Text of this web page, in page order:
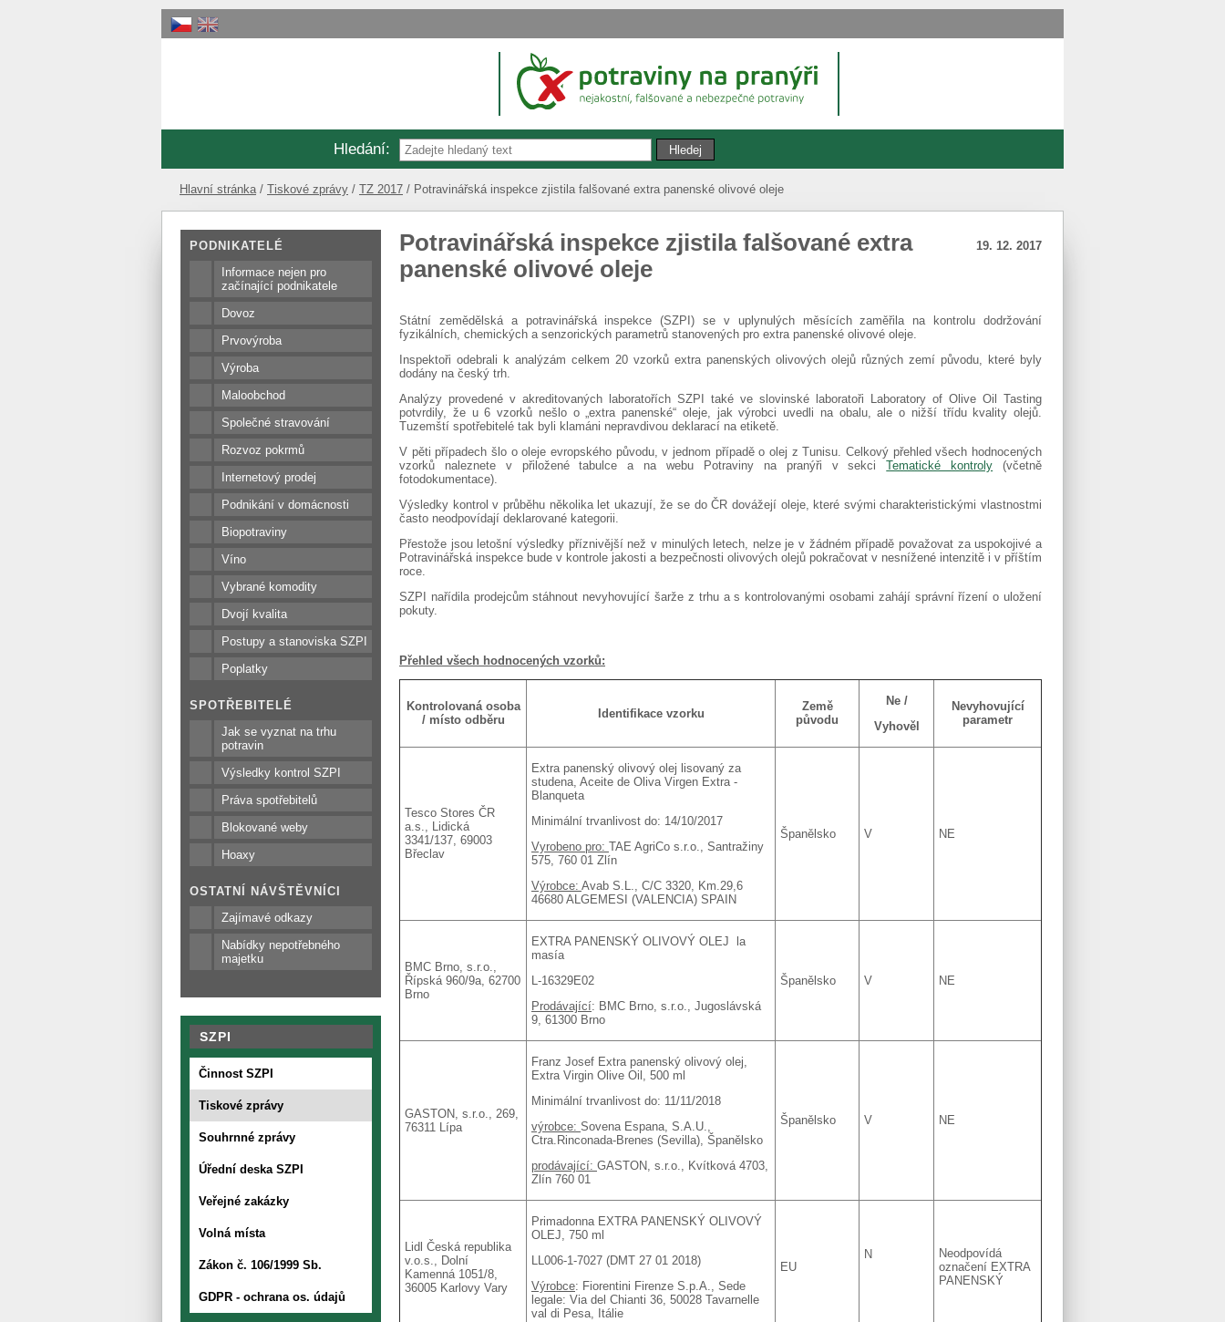
Hledání:
Hlavní stránka Tiskové zprávy TZ 2017 Potravinářská inspekce zjistila falšované extra panenské olivové oleje
PODNIKATELÉ
Informace nejen pro
začínající podnikatele
Dovoz
Prvovýroba
Výroba
Maloobchod
Společné stravování
Rozvoz pokrmů
Internetový prodej
Podnikání v domácnosti
Biopotraviny
Víno
Vybrané komodity
Dvojí kvalita
Postupy a stanoviska SZPI
Poplatky
SPOTŘEBITELÉ
Jak se vyznat na trhu
potravin
Výsledky kontrol SZPI
Práva spotřebitelů
Blokované weby
Hoaxy
OSTATNÍ NÁVŠTĚVNÍCI
Zajímavé odkazy
Nabídky nepotřebného
majetku
SZPI
Činnost SZPI
Tiskové zprávy
Souhrnné zprávy
Úřední deska SZPI
Veřejné zakázky
Volná místa
Zákon č. 106/1999 Sb.
GDPR - ochrana os. údajů
Potravinářská inspekce zjistila falšované extra
panenské olivové oleje
19. 12. 2017
Státní zemědělská a potravinářská inspekce (SZPI) se v uplynulých měsících zaměřila na kontrolu dodržování
fyzikálních, chemických a senzorických parametrů stanovených pro extra panenské olivové oleje.
Inspektoři odebrali k analýzám celkem 20 vzorků extra panenských olivových olejů různých zemí původu, které byly
dodány na český trh.
Analýzy provedené v akreditovaných laboratořích SZPI také ve slovinské laboratoři Laboratory of Olive Oil Tasting
potvrdily, že u 6 vzorků nešlo o „extra panenské“ oleje, jak výrobci uvedli na obalu, ale o nižší třídu kvality olejů.
Tuzemští spotřebitelé tak byli klamáni nepravdivou deklarací na etiketě.
V pěti případech šlo o oleje evropského původu, v jednom případě o olej z Tunisu. Celkový přehled všech hodnocených
vzorků naleznete v přiložené tabulce a na webu Potraviny na pranýři v sekciTematické kontroly (včetně
fotodokumentace).
Výsledky kontrol v průběhu několika let ukazují, že se do ČR dovážejí oleje, které svými charakteristickými vlastnostmi
často neodpovídají deklarované kategorii.
Přestože jsou letošní výsledky příznivější než v minulých letech, nelze je v žádném případě považovat za uspokojivé a
Potravinářská inspekce bude v kontrole jakosti a bezpečnosti olivových olejů pokračovat v nesnížené intenzitě i v příštím
roce.
SZPI nařídila prodejcům stáhnout nevyhovující šarže z trhu a s kontrolovanými osobami zahájí správní řízení o uložení
pokuty.
Přehled všech hodnocených vzorků:
Kontrolovaná osoba
/ místo odběru
Identifikace vzorku
Země
původu
Ne /
Vyhověl
Nevyhovující
parametr
Tesco Stores ČR
a.s., Lidická
3341/137, 69003
Břeclav
Extra panenský olivový olej lisovaný za
studena, Aceite de Oliva Virgen Extra -
Blanqueta
Minimální trvanlivost do: 14/10/2017
Vyrobeno pro: TAE AgriCo s.r.o., Santražiny
575, 760 01 Zlín
Výrobce: Avab S.L., C/C 3320, Km.29,6
46680 ALGEMESI (VALENCIA) SPAIN
Španělsko V NE
BMC Brno, s.r.o.,
Řípská 960/9a, 62700
Brno
EXTRA PANENSKÝ OLIVOVÝ OLEJ la
masía
L-16329E02
Prodávající: BMC Brno, s.r.o., Jugoslávská
9, 61300 Brno
Španělsko V NE
GASTON, s.r.o., 269,
76311 Lípa
Franz Josef Extra panenský olivový olej,
Extra Virgin Olive Oil, 500 ml
Minimální trvanlivost do: 11/11/2018
výrobce: Sovena Espana, S.A.U.,
Ctra.Rinconada-Brenes (Sevilla), Španělsko
prodávající: GASTON, s.r.o., Kvítková 4703,
Zlín 760 01
Španělsko V NE
Lidl Česká republika
v.o.s., Dolní
Kamenná 1051/8,
36005 Karlovy Vary
Primadonna EXTRA PANENSKÝ OLIVOVÝ
OLEJ, 750 ml
LL006-1-7027 (DMT 27 01 2018)
Výrobce: Fiorentini Firenze S.p.A., Sede
legale: Via del Chianti 36, 50028 Tavarnelle
val di Pesa, Itálie
EU
N
Neodpovídá
označení EXTRA
PANENSKÝ